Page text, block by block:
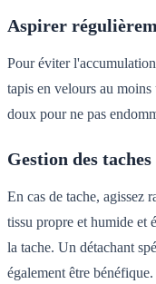
Aspirer
Pour éviter
tapis en velours au
doux pour ne pas
Gestion des taches
En cas de tache, agissez
tissu propre et humide et
la tache. Un détachant
également être bénéfique.